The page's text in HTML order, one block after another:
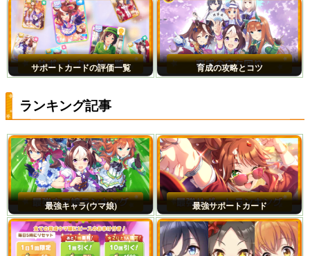
サポートカードの評価一覧 育成の攻略とコツ
ランキング記事
最強キャラ(ウマ娘) 最強サポートカード